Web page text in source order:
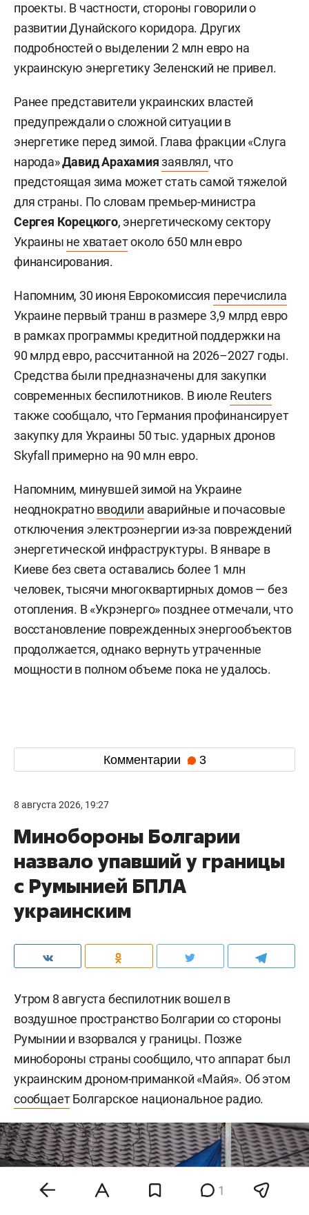
проекты. В частности, стороны говорили о
развитии Дунайского коридора. Других
подробностей о выделении 2 млн евро на
украинскую энергетику Зеленский не привел.
Ранее представители украинских властей
предупреждали о сложной ситуации в
энергетике перед зимой. Глава фракции «Слуга
народа»Давид Арахамия заявлял, что
предстоящая зима может стать самой тяжелой
для страны. По словам премьер-министра
Сергея Корецкого, энергетическому сектору
Украины не хватаетоколо 650 млн евро
финансирования.
Напомним, 30 июня Еврокомиссия перечислила
Украине первый транш в размере 3,9 млрд евро
в рамках программы кредитной поддержки на
90 млрд евро, рассчитанной на 2026–2027 годы.
Средства были предназначены для закупки
современных беспилотников. В июле Reuters
также сообщало, что Германия профинансирует
закупку для Украины 50 тыс. ударных дронов
Skyfall примерно на 90 млн евро.
Напомним, минувшей зимой на Украине
неоднократновводили аварийные и почасовые
отключения электроэнергии из-за повреждений
энергетической инфраструктуры. В январе в
Киеве без света оставались более 1 млн
человек, тысячи многоквартирных домов — без
отопления. В «Укрэнерго» позднее отмечали, что
восстановление поврежденных энергообъектов
продолжается, однако вернуть утраченные
мощности в полном объеме пока не удалось.
Комментарии 3
8 августа 2026, 19:27
Минобороны Болгарии
назвало упавший у границы
с Румынией БПЛА
украинским
Утром 8 августа беспилотник вошел в
воздушное пространство Болгарии со стороны
Румынии и взорвался у границы. Позже
минобороны страны сообщило, что аппарат был
украинским дроном-приманкой «Майя». Об этом
сообщаетБолгарское национальное радио.
1